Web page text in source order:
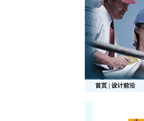
首页 | 设计前沿